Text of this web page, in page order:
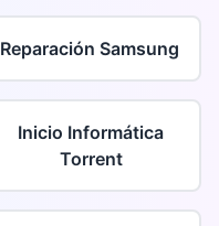
Reparación Samsung
Inicio Informática
Torrent